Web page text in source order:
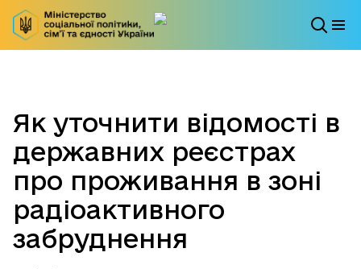
Як уточнити відомості в
державних реєстрах
про проживання в зоні
радіоактивного
забруднення